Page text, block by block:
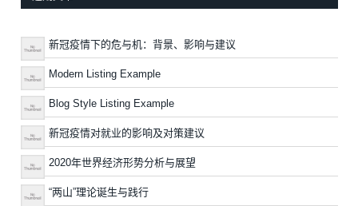
新冠疫情下的危与机：背景、影响与建议
Modern Listing Example
Blog Style Listing Example
新冠疫情对就业的影响及对策建议
2020年世界经济形势分析与展望
“两山”理论诞生与践行